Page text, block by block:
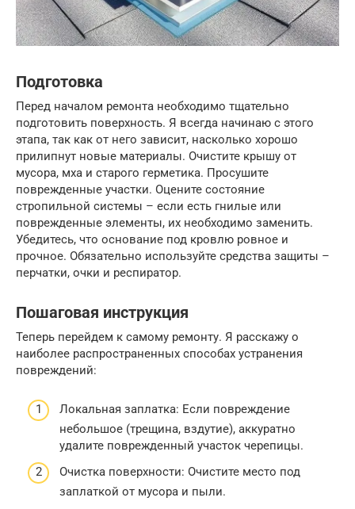
Подготовка
Перед началом ремонта необходимо тщательно
подготовить поверхность. Я всегда начинаю с этого
этапа, так как от него зависит, насколько хорошо
прилипнут новые материалы. Очистите крышу от
мусора, мха и старого герметика. Просушите
поврежденные участки. Оцените состояние
стропильной системы – если есть гнилые или
поврежденные элементы, их необходимо заменить.
Убедитесь, что основание под кровлю ровное и
прочное. Обязательно используйте средства защиты –
перчатки, очки и респиратор.
Пошаговая инструкция
Теперь перейдем к самому ремонту. Я расскажу о
наиболее распространенных способах устранения
повреждений:
Локальная заплатка: Если повреждение
небольшое (трещина, вздутие), аккуратно
удалите поврежденный участок черепицы.
Очистка поверхности: Очистите место под
заплаткой от мусора и пыли.